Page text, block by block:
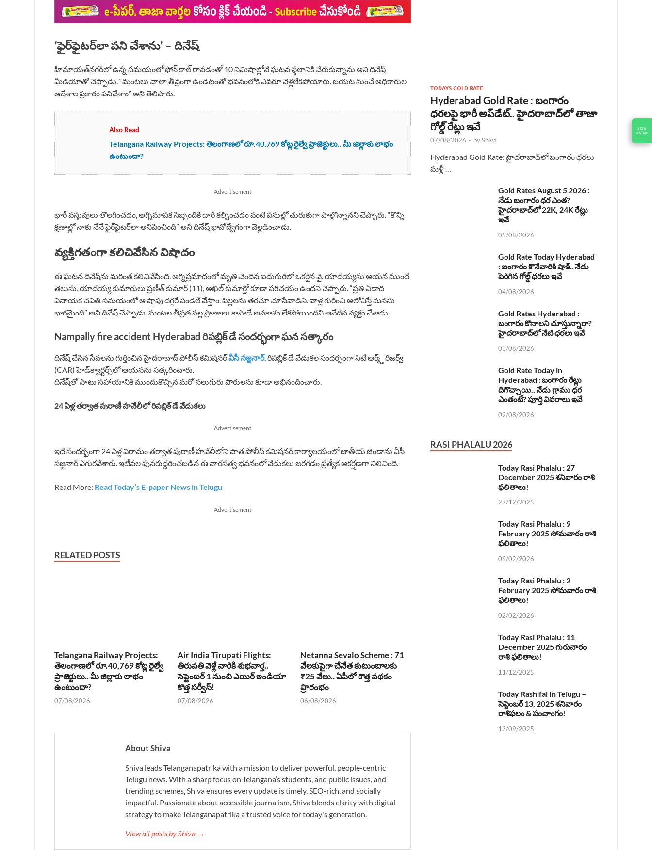
JOIN
US ON
‘ఫైర్‌ఫైటర్‌లా పని చేశాను’ – దినేష్
హిమాయత్‌నగర్‌లో ఉన్న సమయంలో ఫోన్ కాల్ రావడంతో 10 నిమిషాల్లోనే ఘటన స్థలానికి చేరుకున్నాను అని దినేష్
మీడియాతో చెప్పాడు. “మంటలు చాలా తీవ్రంగా ఉండటంతో భవనంలోకి ఎవరూ వెళ్లలేకపోయారు. బయట నుంచే అధికారుల
ఆదేశాల ప్రకారం పనిచేశాం” అని తెలిపారు.
Also Read
Telangana Railway Projects: తెలంగాణలో రూ.40,769 కోట్ల రైల్వే ప్రాజెక్టులు.. మీ జిల్లాకు లాభం
ఉంటుందా?
Advertisement
భారీ వస్తువులు తొలగించడం, అగ్నిమాపక సిబ్బందికి దారి కల్పించడం వంటి పనుల్లో చురుకుగా పాల్గొన్నానని చెప్పారు. “కొన్ని
క్షణాల్లో నాకు నేనే ఫైర్‌ఫైటర్‌లా అనిపించింది” అని దినేష్ భావోద్వేగంగా వెల్లడించాడు.
వ్యక్తిగతంగా కలిచివేసిన విషాదం
ఈ ఘటన దినేష్‌ను మరింత కలిచివేసింది. అగ్నిప్రమాదంలో మృతి చెందిన ఐదుగురిలో ఒకరైన వై. యాదయ్యను ఆయన ముందే
తెలుసు. యాదయ్య కుమారులు ప్రణీత్ కుమార్ (11), అఖిల్ కుమార్తో కూడా పరిచయం ఉందని చెప్పారు. “ప్రతి ఏడాది
వినాయక చవితి సమయంలో ఆ షాపు దగ్గరే పండల్ వేస్తాం. పిల్లలను తరచూ చూసేవాడిని. వాళ్ల గురించి ఆలోచిస్తే మనసు
భారమైంది” అని దినేష్ చెప్పాడు. మంటల తీవ్రత వల్ల ప్రాణాలు కాపాడే అవకాశం లేకపోయిందని ఆవేదన వ్యక్తం చేశాడు.
Nampally fire accident Hyderabad రిపబ్లిక్ డే సందర్భంగా ఘన సత్కారం
దినేష్ చేసిన సేవలను గుర్తించిన హైదరాబాద్ పోలీస్ కమిషనర్వీసీ సజ్జనార్, రిపబ్లిక్ డే వేడుకల సందర్భంగా సిటీ ఆర్మ్డ్ రిజర్వ్
(CAR) హెడ్‌క్వార్టర్స్‌లో ఆయనను సత్కరించారు.
దినేష్‌తో పాటు సహాయానికి ముందుకొచ్చిన మరో నలుగురు పౌరులను కూడా అభినందించారు.
24 ఏళ్ల తర్వాత పురాణీ హవేలీలో రిపబ్లిక్ డే వేడుకలు
Advertisement
ఇదే సందర్భంగా 24 ఏళ్ల విరామం తర్వాత పురాణీ హవేలీలోని పాత పోలీస్ కమిషనర్ కార్యాలయంలో జాతీయ జెండాను వీసీ
సజ్జనార్ ఎగురవేశారు. ఇటీవల పునరుద్ధరించబడిన ఈ వారసత్వ భవనంలో వేడుకలు జరగడం ప్రత్యేక ఆకర్షణగా నిలిచింది.
Read More: Read Today’s E-paper News in Telugu
Advertisement
RELATED POSTS
Telangana Railway Projects:
తెలంగాణలో రూ.40,769 కోట్ల రైల్వే
ప్రాజెక్టులు.. మీ జిల్లాకు లాభం
ఉంటుందా?
07/08/2026
Air India Tirupati Flights:
తిరుపతి వెళ్లే వారికి శుభవార్త..
సెప్టెంబర్ 1 నుంచి ఎయిర్ ఇండియా
కొత్త సర్వీస్!
07/08/2026
Netanna Sevalo Scheme : 71
వేలకుపైగా చేనేత కుటుంబాలకు
₹25 వేలు.. ఏపీలో కొత్త పథకం
ప్రారంభం
06/08/2026
About Shiva
Shiva leads Telanganapatrika with a mission to deliver powerful, people-centric
Telugu news. With a sharp focus on Telangana’s students, and public issues, and
trending schemes, Shiva ensures every update is timely, SEO-rich, and socially
impactful. Passionate about accessible journalism, Shiva blends clarity with digital
strategy to make Telanganapatrika a trusted voice for today's generation.
View all posts by Shiva →
TODAYS GOLD RATE
Hyderabad Gold Rate : బంగారం
ధరలపై భారీ అప్‌డేట్.. హైదరాబాద్‌లో తాజా
గోల్డ్ రేట్లు ఇవే
07/08/2026 - byShiva
Hyderabad Gold Rate: హైదరాబాద్‌లో బంగారం ధరలు
మళ్లీ …
Gold Rates August 5 2026 :
నేడు బంగారం ధర ఎంత?
హైదరాబాద్‌లో 22K, 24K రేట్లు
ఇవే
05/08/2026
Gold Rate Today Hyderabad
: బంగారం కొనేవారికి షాక్.. నేడు
పెరిగిన గోల్డ్ ధరలు ఇవే
04/08/2026
Gold Rates Hyderabad :
బంగారం కొనాలని చూస్తున్నారా?
హైదరాబాద్‌లో నేటి ధరలు ఇవే
03/08/2026
Gold Rate Today in
Hyderabad : బంగారం రేట్లు
దిగొచ్చాయి.. నేడు గ్రాము ధర
ఎంతంటే? పూర్తి వివరాలు ఇవే
02/08/2026
RASI PHALALU 2026
Today Rasi Phalalu : 27
December 2025 శనివారం రాశి
ఫలితాలు!
27/12/2025
Today Rasi Phalalu : 9
February 2025 సోమవారం రాశి
ఫలితాలు!
09/02/2026
Today Rasi Phalalu : 2
February 2025 సోమవారం రాశి
ఫలితాలు!
02/02/2026
Today Rasi Phalalu : 11
December 2025 గురువారం
రాశి ఫలితాలు!
11/12/2025
Today Rashifal In Telugu –
సెప్టెంబర్ 13, 2025 శనివారం
రాశిఫలం & పంచాంగం!
13/09/2025